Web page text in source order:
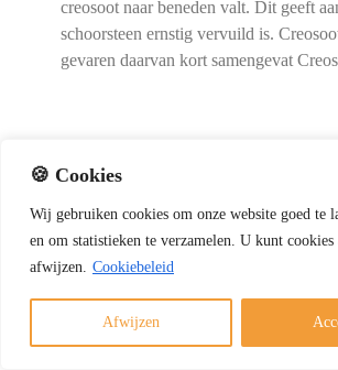
🍪 Cookies
Wij gebruiken cookies om onze website goed te
en om statistieken te verzamelen. U kunt cookies
afwijzen. Cookiebeleid
Afwijzen
creosoot naar beneden valt. Dit geeft
schoorsteen ernstig vervuild is.
gevaren daarvan kort samengevat
Rookterugslag vanuit de haard: tips
Gallery
Rookterugslag vanuit de haard:
Schoorsteenvegen